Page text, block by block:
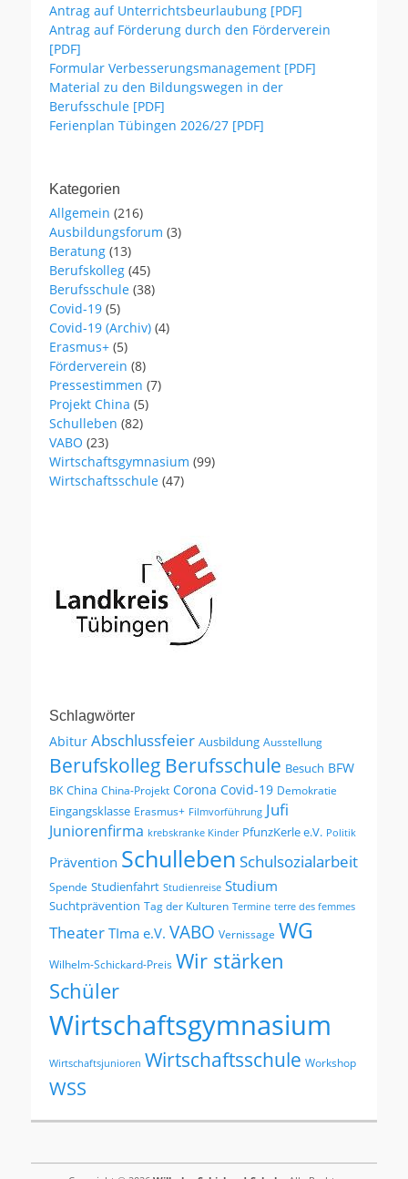
Antrag auf Unterrichtsbeurlaubung [PDF]
Antrag auf Förderung durch den Förderverein
[PDF]
Formular Verbesserungsmanagement [PDF]
Material zu den Bildungswegen in der
Berufsschule [PDF]
Ferienplan Tübingen 2026/27 [PDF]
Kategorien
Allgemein (216)
Ausbildungsforum (3)
Beratung (13)
Berufskolleg (45)
Berufsschule (38)
Covid-19 (5)
Covid-19 (Archiv) (4)
Erasmus+ (5)
Förderverein (8)
Pressestimmen (7)
Projekt China (5)
Schulleben (82)
VABO (23)
Wirtschaftsgymnasium (99)
Wirtschaftsschule (47)
Schlagwörter
Abitur Abschlussfeier Ausbildung Ausstellung
Berufskolleg Berufsschule Besuch BFW
BK China China-Projekt Corona Covid-19 Demokratie
Eingangsklasse Erasmus+ Filmvorführung Jufi
Juniorenfirma krebskranke Kinder PfunzKerle e.V. Politik
Prävention Schulleben Schulsozialarbeit
Spende Studienfahrt Studienreise Studium
Suchtprävention Tag der Kulturen Termine terre des femmes
Theater TIma e.V. VABO Vernissage WG
Wilhelm-Schickard-Preis Wir stärken
Schüler
Wirtschaftsgymnasium
Wirtschaftsjunioren Wirtschaftsschule Workshop
WSS